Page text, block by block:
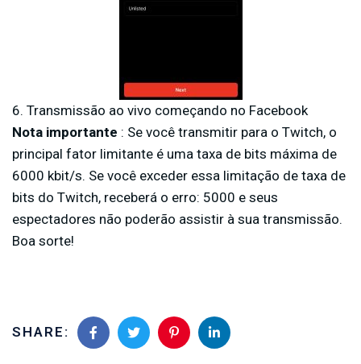
6. Transmissão ao vivo começando no Facebook
Nota importante : Se você transmitir para o Twitch, o
principal fator limitante é uma taxa de bits máxima de
6000 kbit/s. Se você exceder essa limitação de taxa de
bits do Twitch, receberá o erro: 5000 e seus
espectadores não poderão assistir à sua transmissão.
Boa sorte!
SHARE: